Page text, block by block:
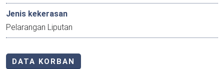
Jenis kekerasan
Pelarangan Liputan
DATA KORBAN